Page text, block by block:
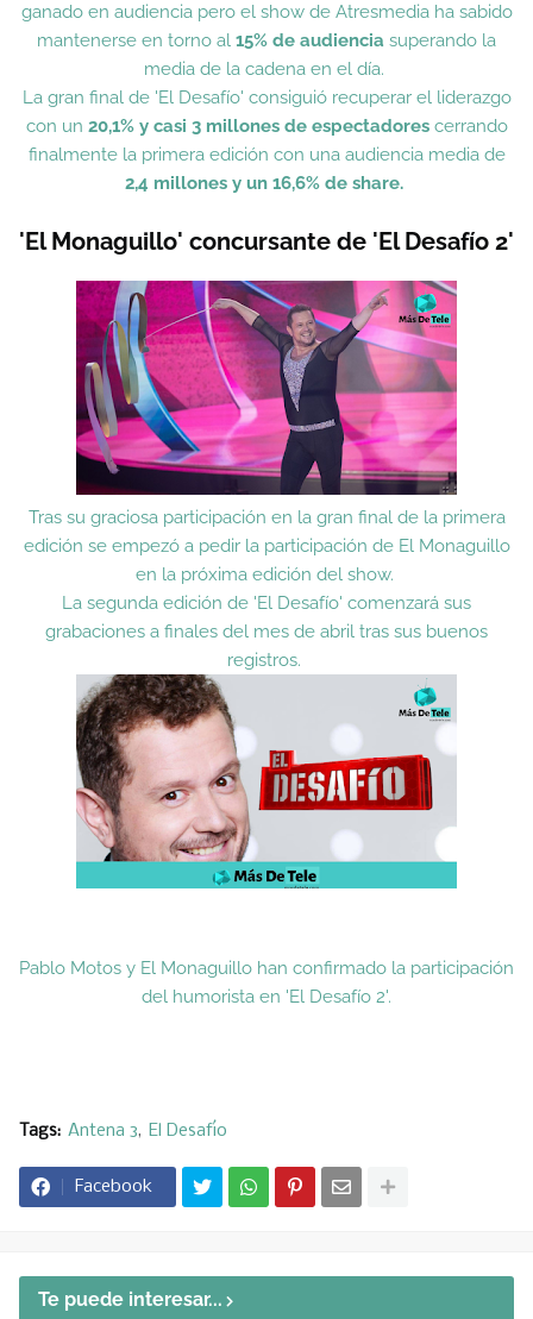
ganado en audiencia pero el show de Atresmedia ha sabido
mantenerse en torno al 15% de audiencia superando la
media de la cadena en el día.
La gran final de 'El Desafío' consiguió recuperar el liderazgo
con un 20,1% y casi 3 millones de espectadorescerrando
finalmente la primera edición con una audiencia media de
2,4 millones y un 16,6% de share.
'El Monaguillo' concursante de 'El Desafío 2'
Tras su graciosa participación en la gran final de la primera
edición se empezó a pedir la participación de El Monaguillo
en la próxima edición del show.
La segunda edición de 'El Desafío' comenzará sus
grabaciones a finales del mes de abril tras sus buenos
registros.
Pablo Motos y El Monaguillo han confirmado la participación
del humorista en 'El Desafío 2'.
Tags: Antena 3 El Desafío
Facebook
Te puede interesar...